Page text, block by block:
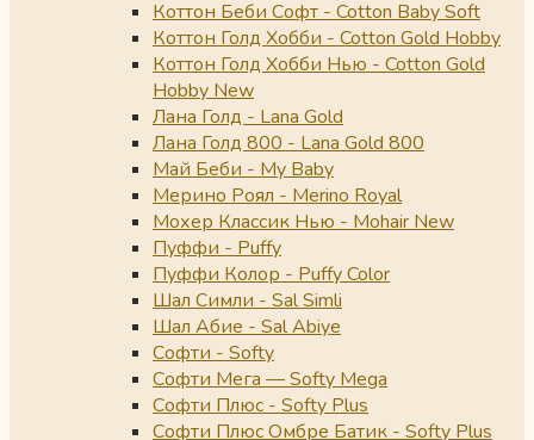
Коттон Беби Софт - Cotton Baby Soft
Коттон Голд Хобби - Cotton Gold Hobby
Коттон Голд Хобби Нью - Cotton Gold
Hobby New
Лана Голд - Lana Gold
Лана Голд 800 - Lana Gold 800
Май Беби - My Baby
Мерино Роял - Merino Royal
Мохер Классик Нью - Mohair New
Пуффи - Puffy
Пуффи Колор - Puffy Color
Шал Симли - Sal Simli
Шал Абие - Sal Abiye
Софти - Softy
Софти Мега — Softy Mega
Софти Плюс - Softy Plus
Софти Плюс Омбре Батик - Softy Plus